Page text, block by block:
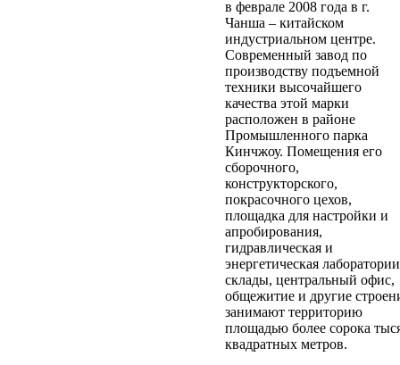
в феврале 2008 года в г.
Чанша – китайском
индустриальном центре.
Современный завод по
производству подъемной
техники высочайшего
качества этой марки
расположен в районе
Промышленного парка
Кинчжоу. Помещения его
сборочного,
конструкторского,
покрасочного цехов,
площадка для настройки и
апробирования,
гидравлическая и
энергетическая
склады, центральный офис,
общежитие и другие
занимают территорию
площадью более сорока
квадратных метров.